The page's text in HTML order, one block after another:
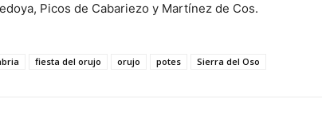
Picos de Cabariezo y Martínez de Cos.
fiesta del orujo orujo potes Sierra del Oso